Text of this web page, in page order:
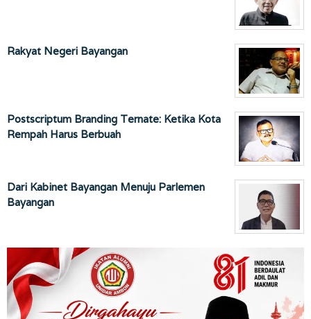
Rakyat Negeri Bayangan
Postscriptum Branding Ternate: Ketika Kota
Rempah Harus Berbuah
Dari Kabinet Bayangan Menuju Parlemen
Bayangan